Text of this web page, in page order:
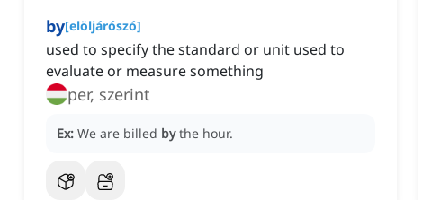
by[elöljárószó]
used to specify the standard or unit used to
evaluate or measure something
per, szerint
Ex: We are billed by the hour.